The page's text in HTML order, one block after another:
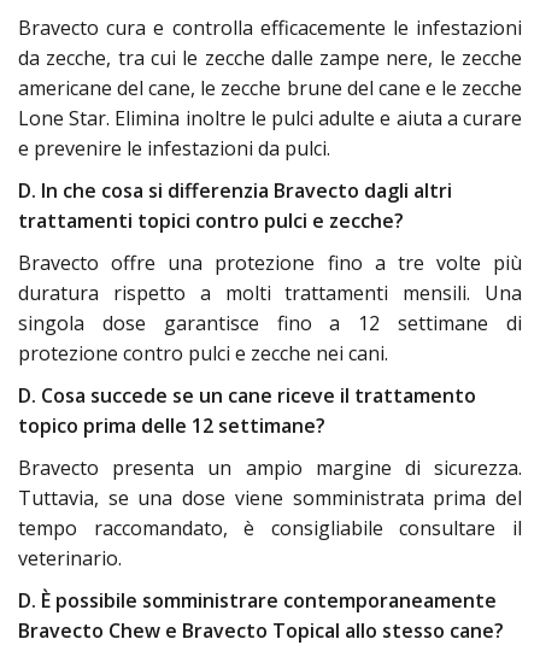
Bravecto cura e controlla efficacemente le infestazioni
da zecche, tra cui le zecche dalle zampe nere, le zecche
americane del cane, le zecche brune del cane e le zecche
Lone Star. Elimina inoltre le pulci adulte e aiuta a curare
e prevenire le infestazioni da pulci.
D. In che cosa si differenzia Bravecto dagli altri
trattamenti topici contro pulci e zecche?
Bravecto offre una protezione fino a tre volte più
duratura rispetto a molti trattamenti mensili. Una
singola dose garantisce fino a 12 settimane di
protezione contro pulci e zecche nei cani.
D. Cosa succede se un cane riceve il trattamento
topico prima delle 12 settimane?
Bravecto presenta un ampio margine di sicurezza.
Tuttavia, se una dose viene somministrata prima del
tempo raccomandato, è consigliabile consultare il
veterinario.
D. È possibile somministrare contemporaneamente
Bravecto Chew e Bravecto Topical allo stesso cane?